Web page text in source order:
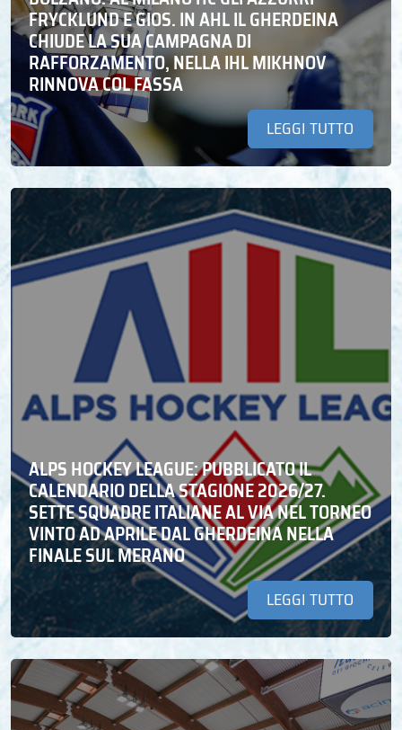
FRYCKLUND E GIOS. IN AHL IL GHERDEINA
CHIUDE LA SUA CAMPAGNA DI
RAFFORZAMENTO, NELLA IHL MIKHNOV
RINNOVA COL FASSA
LEGGI TUTTO
ALPS HOCKEY LEAGUE: PUBBLICATO IL
CALENDARIO DELLA STAGIONE 2026/27.
SETTE SQUADRE ITALIANE AL VIA NEL TORNEO
VINTO AD APRILE DAL GHERDEINA NELLA
FINALE SUL MERANO
LEGGI TUTTO